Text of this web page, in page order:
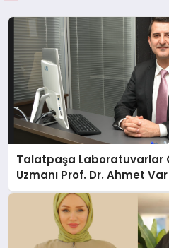
Talatpaşa Laboratuvarlar
Uzmanı Prof. Dr. Ahmet Var